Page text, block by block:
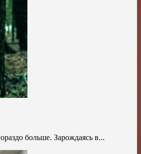
больше. Зарождаясь в...